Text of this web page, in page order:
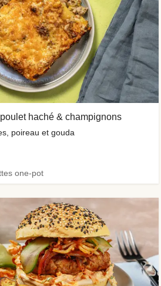
haché & champignons
poireau et gouda
one-pot